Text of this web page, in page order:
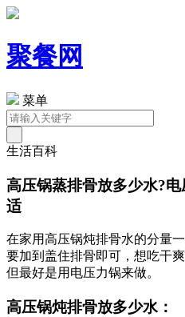
聚餐网
菜单
生活百科
高压锅蒸排骨放多少水?
适
在家用高压锅炖排骨水的分量
要加到盖住排骨即可，想吃干
但最好是用电压力锅来做。
高压锅炖排骨放多少水：